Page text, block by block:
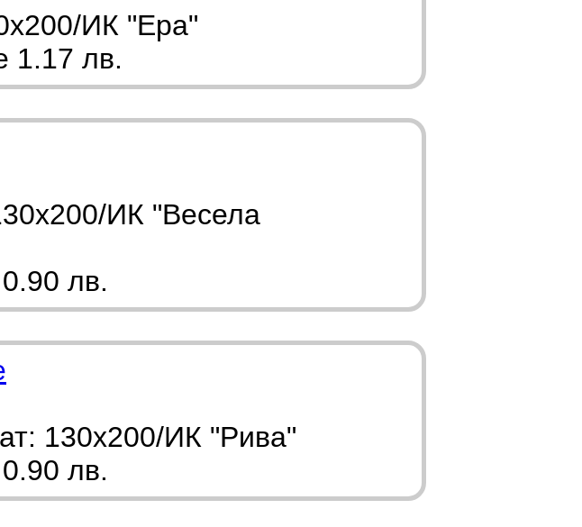
ИК "Ера"
1.17 лв.
ИК "Весела
лв.
130х200/ИК "Рива"
лв.